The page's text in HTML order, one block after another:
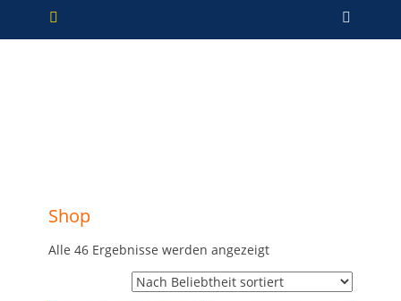
Zum
Primäres Menü
Shop
Alle 46 Ergebnisse werden angezeigtNach
Beliebtheit
sortiert